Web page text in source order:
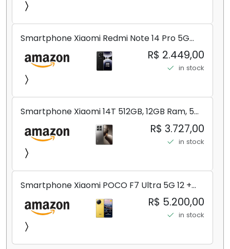
Smartphone Xiaomi Redmi Note 14 Pro 5G
Midnight Black (Preto) 12GB RAM 512GB ROM
NFC [ 24090RA29G ]
R$ 2.449,00
in stock
Smartphone Xiaomi 14T 512GB, 12GB Ram, 5G,
Leica, Cinza - no Brasil
R$ 3.727,00
in stock
Smartphone Xiaomi POCO F7 Ultra 5G 12 +
256GB/16+512GB Processador Snapdragon 8
Elite Top de Linha Chip VisionBoost D7 para
Jogos Pesados Tela Flow AMOLED 2K...
R$ 5.200,00
in stock